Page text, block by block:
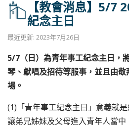
【教會消息】5/7
紀念主日
最近更新: 2023年7月26日
5/7（日）為青年事工紀念主日，
琴、獻唱及招待等服事，並且由
場。
(1)「青年事工紀念主日」意義就
讓弟兄姊妹及父母進入青年人當